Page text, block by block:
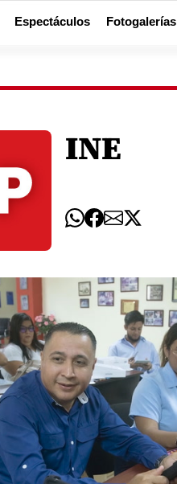
Espectáculos Fotogalerías
INE